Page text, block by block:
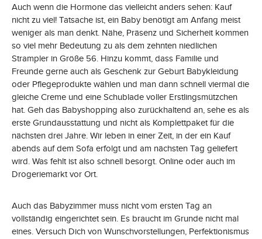
Auch wenn die Hormone das vielleicht anders sehen: Kauf
nicht zu viel! Tatsache ist, ein Baby benötigt am Anfang meist
weniger als man denkt. Nähe, Präsenz und Sicherheit kommen
so viel mehr Bedeutung zu als dem zehnten niedlichen
Strampler in Größe 56. Hinzu kommt, dass Familie und
Freunde gerne auch als Geschenk zur Geburt Babykleidung
oder Pflegeprodukte wählen und man dann schnell viermal die
gleiche Creme und eine Schublade voller Erstlingsmützchen
hat. Geh das Babyshopping also zurückhaltend an, sehe es als
erste Grundausstattung und nicht als Komplettpaket für die
nächsten drei Jahre. Wir leben in einer Zeit, in der ein Kauf
abends auf dem Sofa erfolgt und am nächsten Tag geliefert
wird. Was fehlt ist also schnell besorgt. Online oder auch im
Drogeriemarkt vor Ort.
Auch das Babyzimmer muss nicht vom ersten Tag an
vollständig eingerichtet sein. Es braucht im Grunde nicht mal
eines. Versuch Dich von Wunschvorstellungen, Perfektionismus